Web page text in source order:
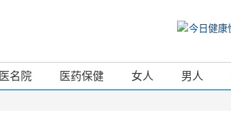
名院 医药保健 女人 男人